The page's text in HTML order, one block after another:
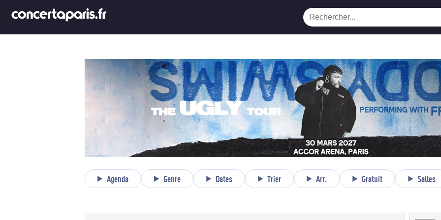
Agenda Genre Dates Trier Arr. Gratuit Salles